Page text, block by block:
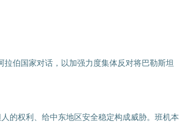
伯国家对话，以加强力度集体反对将巴勒斯坦
的权利、给中东地区安全稳定构成威胁。班机本